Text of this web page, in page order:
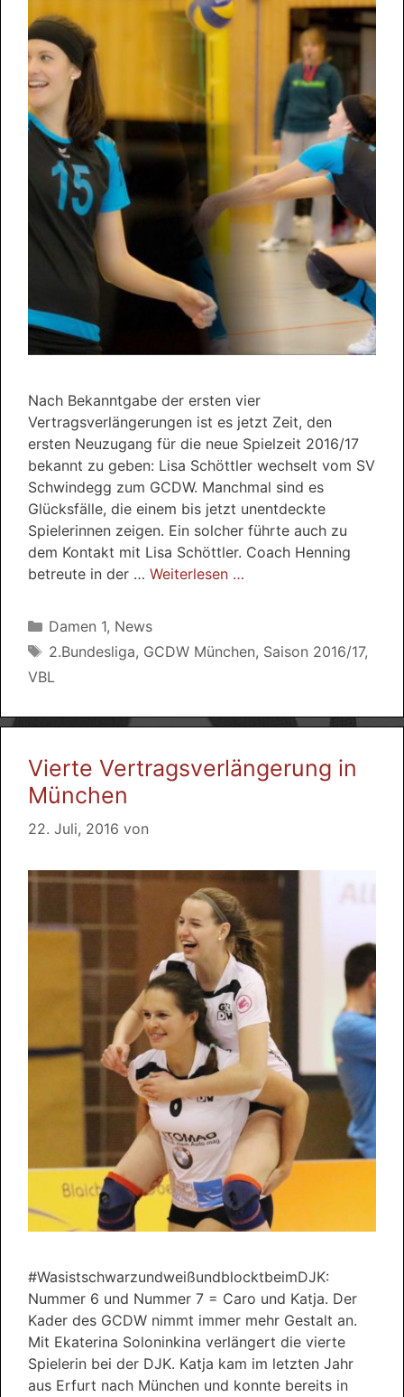
Nach Bekanntgabe der ersten vier
Vertragsverlängerungen ist es jetzt Zeit, den
ersten Neuzugang für die neue Spielzeit 2016/17
bekannt zu geben: Lisa Schöttler wechselt vom SV
Schwindegg zum GCDW. Manchmal sind es
Glücksfälle, die einem bis jetzt unentdeckte
Spielerinnen zeigen. Ein solcher führte auch zu
dem Kontakt mit Lisa Schöttler. Coach Henning
betreute in der … Weiterlesen …
Kategorien
Damen 1, News
Schlagwörter
2.Bundesliga, GCDW München, Saison 2016/17,
VBL
Vierte Vertragsverlängerung in
München
22. Juli, 2016 von
#WasistschwarzundweißundblocktbeimDJK:
Nummer 6 und Nummer 7 = Caro und Katja. Der
Kader des GCDW nimmt immer mehr Gestalt an.
Mit Ekaterina Soloninkina verlängert die vierte
Spielerin bei der DJK. Katja kam im letzten Jahr
aus Erfurt nach München und konnte bereits in